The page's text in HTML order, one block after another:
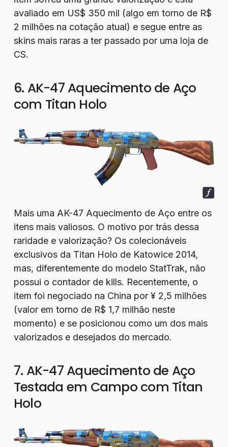
avaliado em US$ 350 mil (algo em torno de R$
2 milhões na cotação atual) e segue entre as
skins mais raras a ter passado por uma loja de
CS.
6. AK-47 Aquecimento de Aço
com Titan Holo
Mais uma AK-47 Aquecimento de Aço entre os
itens mais valiosos. O motivo por trás dessa
raridade e valorização? Os colecionáveis
exclusivos da Titan Holo de Katowice 2014,
mas, diferentemente do modelo StatTrak, não
possui o contador de kills. Recentemente, o
item foi negociado na China por ¥ 2,5 milhões
(valor em torno de R$ 1,7 milhão neste
momento) e se posicionou como um dos mais
valorizados e desejados do mercado.
7. AK-47 Aquecimento de Aço
Testada em Campo com Titan
Holo